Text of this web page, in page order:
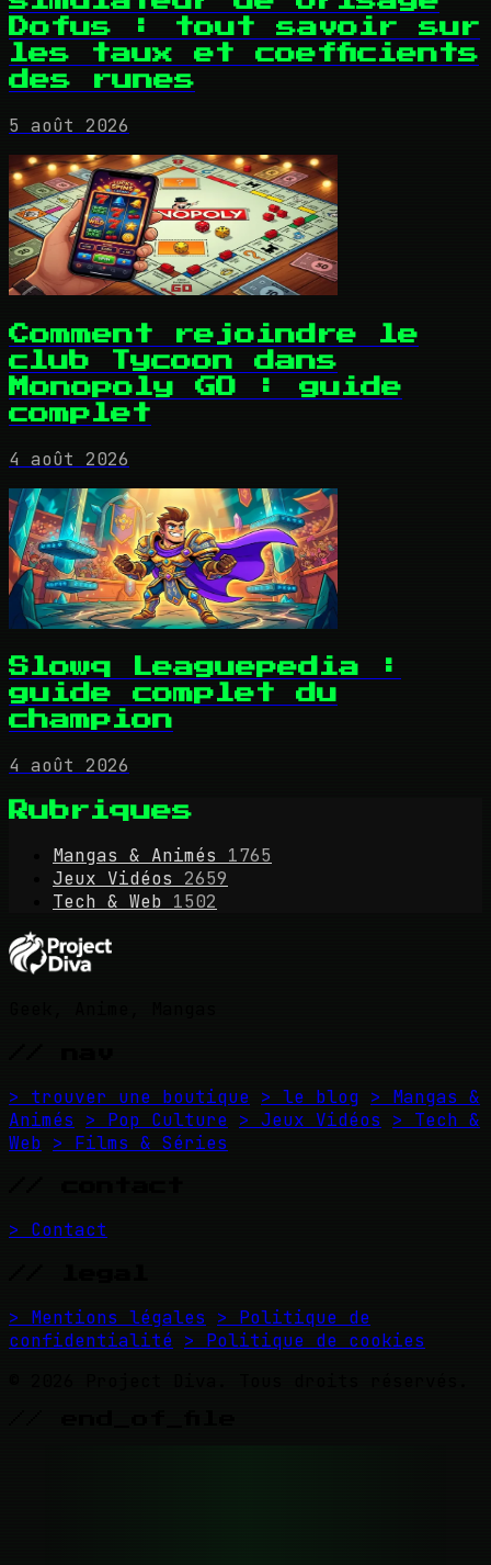
Dofus : tout savoir sur
les taux et coefficients
des runes
5 août 2026
Comment rejoindre le
club Tycoon dans
Monopoly GO : guide
complet
4 août 2026
Slowq Leaguepedia :
guide complet du
champion
4 août 2026
Rubriques
Mangas & Animés
1765
Jeux Vidéos
2659
Tech & Web 1502
> trouver une boutique > le blog > Mangas &
Animés
> Pop Culture > Jeux Vidéos
> Tech &
Web > Films & Séries
> Contact
> Mentions légales
> Politique de
confidentialité > Politique de cookies